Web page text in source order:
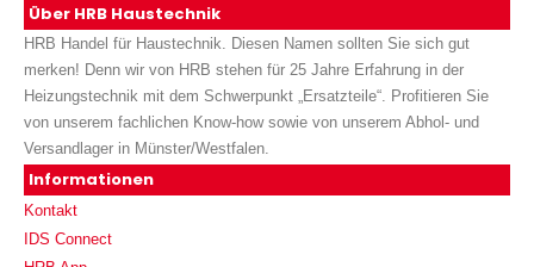
Über HRB Haustechnik
HRB Handel für Haustechnik. Diesen Namen sollten Sie sich gut
merken! Denn wir von HRB stehen für 25 Jahre Erfahrung in der
Heizungstechnik mit dem Schwerpunkt „Ersatzteile“. Profitieren Sie
von unserem fachlichen Know-how sowie von unserem Abhol- und
Versandlager in Münster/Westfalen.
Informationen
Kontakt
IDS Connect